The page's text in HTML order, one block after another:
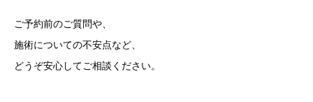
ご予約前のご質問や、
施術についての不安点など、
どうぞ安心してご相談ください。